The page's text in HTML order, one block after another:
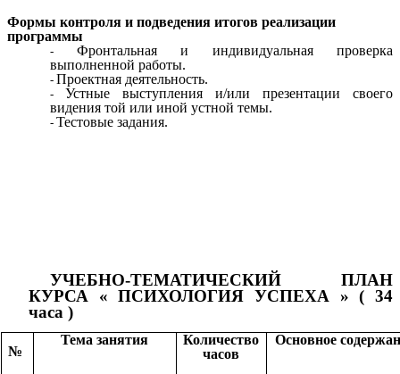
Формы контроля и подведения итогов реализации
программы
Фронтальная и индивидуальная проверка
выполненной работы.
Проектная деятельность.
Устные выступления и/или презентации своего
видения той или иной устной темы.
Тестовые задания.
УЧЕБНО-ТЕМАТИЧЕСКИЙ ПЛАН
КУРСА « ПСИХОЛОГИЯ УСПЕХА » ( 34
часа )
№
Тема занятия
Количество
часов
Основное